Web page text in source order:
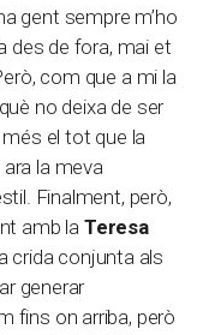
gent sempre m’ho
des de fora, mai et
com que a mi la
no deixa de ser
més el tot que la
la meva
Finalment, però,
amb la Teresa
crida conjunta als
generar
fins on arriba, però